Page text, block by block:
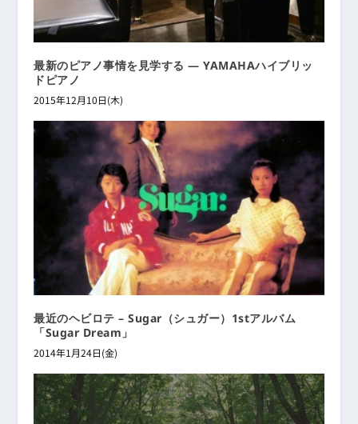
最新のピアノ事情を見学する ― YAMAHAハイブリッ
ドピアノ
2015年12月10日(木)
最近のヘビロテ – Sugar（シュガー）1stアルバム
「Sugar Dream」
2014年1月24日(金)